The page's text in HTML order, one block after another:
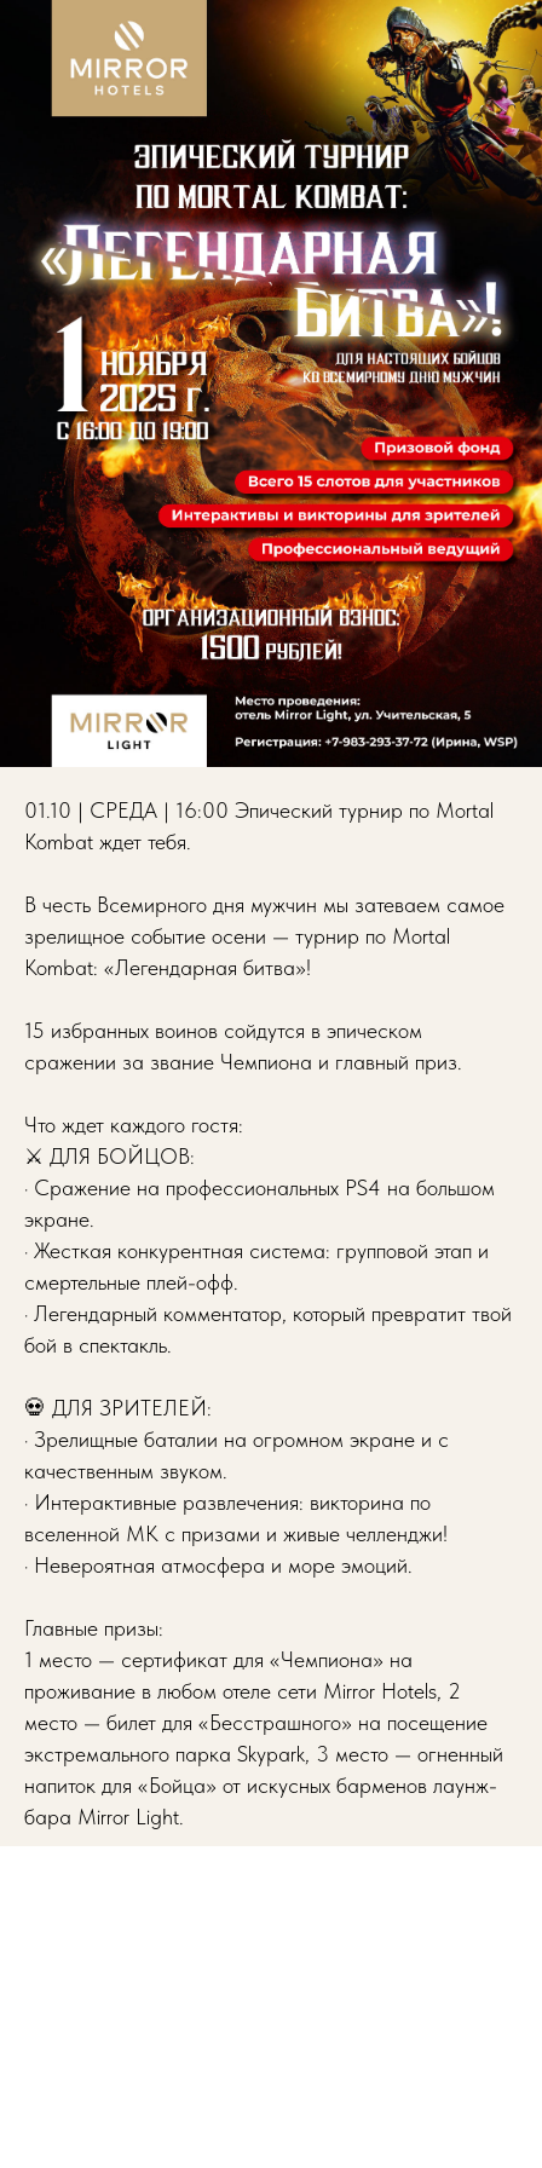
01.10 | СРЕДА | 16:00 Эпический турнир по Mortal
Kombat ждет тебя.
В честь Всемирного дня мужчин мы затеваем самое
зрелищное событие осени — турнир по Mortal
Kombat: «Легендарная битва»!
15 избранных воинов сойдутся в эпическом
сражении за звание Чемпиона и главный приз.
Что ждет каждого гостя:
⚔️ ДЛЯ БОЙЦОВ:
· Сражение на профессиональных PS4 на большом
экране.
· Жесткая конкурентная система: групповой этап и
смертельные плей-офф.
· Легендарный комментатор, который превратит твой
бой в спектакль.
💀 ДЛЯ ЗРИТЕЛЕЙ:
· Зрелищные баталии на огромном экране и с
качественным звуком.
· Интерактивные развлечения: викторина по
вселенной MK с призами и живые челленджи!
· Невероятная атмосфера и море эмоций.
Главные призы:
1 место — сертификат для «Чемпиона» на
проживание в любом отеле сети Mirror Hotels, 2
место — билет для «Бесстрашного» на посещение
экстремального парка Skypark, 3 место — огненный
напиток для «Бойца» от искусных барменов лаунж-
бара Mirror Light.